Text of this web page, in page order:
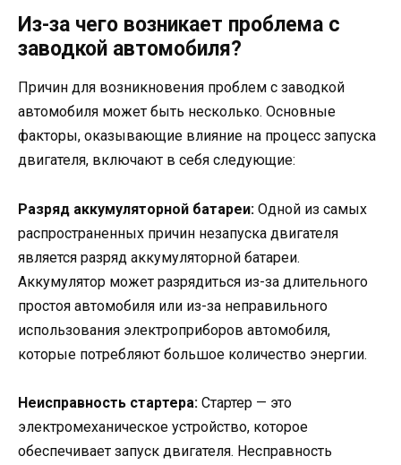
Из-за чего возникает проблема с
заводкой автомобиля?
Причин для возникновения проблем с заводкой
автомобиля может быть несколько. Основные
факторы, оказывающие влияние на процесс запуска
двигателя, включают в себя следующие:
Разряд аккумуляторной батареи: Одной из самых
распространенных причин незапуска двигателя
является разряд аккумуляторной батареи.
Аккумулятор может разрядиться из-за длительного
простоя автомобиля или из-за неправильного
использования электроприборов автомобиля,
которые потребляют большое количество энергии.
Неисправность стартера: Стартер — это
электромеханическое устройство, которое
обеспечивает запуск двигателя. Несправность